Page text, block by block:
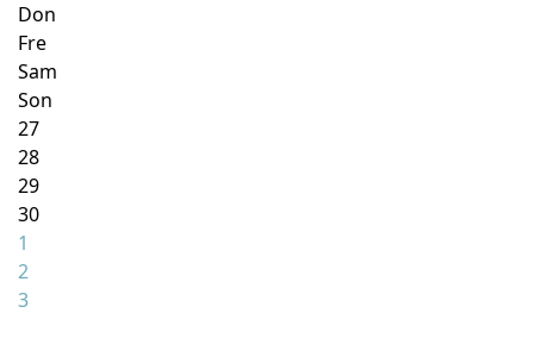
Don
Fre
Sam
Son
27
28
29
30
1
2
3